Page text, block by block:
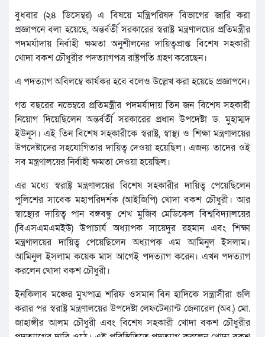
বুধবার (২৪ ডিসেম্বর) এ বিষয়ে মন্ত্রিপরিষদ বিভাগের জারি করা
প্রজ্ঞাপনে বলা হয়েছে, অন্তর্বর্তী সরকারের স্বরাষ্ট্র মন্ত্রণালয়ের প্রতিমন্ত্রীর
পদমর্যাদায় নির্বাহী ক্ষমতা অনুশীলনের দায়িত্বপ্রাপ্ত বিশেষ সহকারী
খোদা বকশ চৌধুরীর পদত্যাগপত্র রাষ্ট্রপতি গ্রহণ করেছেন।
এ পদত্যাগ অবিলম্বে কার্যকর হবে বলেও উল্লেখ করা হয়েছে প্রজ্ঞাপনে।
গত বছরের নভেম্বরে প্রতিমন্ত্রীর পদমর্যাদায় তিন জন বিশেষ সহকারী
নিয়োগ দিয়েছিলেন অন্তর্বর্তী সরকারের প্রধান উপদেষ্টা ড. মুহাম্মদ
ইউনূস। এই তিন বিশেষ সহকারীকে স্বরাষ্ট্র, স্বাস্থ্য ও শিক্ষা মন্ত্রণালয়ের
উপদেষ্টাদের সহযোগিতার দায়িত্ব দেওয়া হয়েছিল। এজন্য তাদের ওই
সব মন্ত্রণালয়ের নির্বাহী ক্ষমতা দেওয়া হয়েছিল।
এর মধ্যে স্বরাষ্ট্র মন্ত্রণালয়ের বিশেষ সহকারীর দায়িত্ব পেয়েছিলেন
পুলিশের সাবেক মহাপরিদর্শক (আইজিপি) খোদা বকশ চৌধুরী। আর
স্বাস্থ্যের দায়িত্ব পান বঙ্গবন্ধু শেখ মুজিব মেডিকেল বিশ্ববিদ্যালয়ের
(বিএসএমএমইউ) উপাচার্য অধ্যাপক সায়েদুর রহমান এবং শিক্ষা
মন্ত্রণালয়ের দায়িত্ব পেয়েছিলেন অধ্যাপক এম আমিনুল ইসলাম।
আমিনুল ইসলাম কয়েক মাস আগেই পদত্যাগ করেন। এখন পদত্যাগ
করলেন খোদা বকশ চৌধুরী।
ইনকিলাব মঞ্চের মুখপাত্র শরিফ ওসমান বিন হাদিকে সন্ত্রাসীরা গুলি
করার পর স্বরাষ্ট্র মন্ত্রণালয়ের উপদেষ্টা লেফটেন্যান্ট জেনারেল (অব.) মো.
জাহাঙ্গীর আলম চৌধুরী এবং বিশেষ সহকারী খোদা বকশ চৌধুরীর